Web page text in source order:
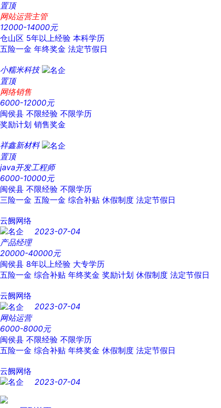
置顶
网站运营主管
12000-14000元
仓山区 5年以上经验 本科学历
五险一金 年终奖金 法定节假日
小糯米科技
置顶
网络销售
6000-12000元
闽侯县 不限经验 不限学历
奖励计划 销售奖金
祥鑫新材料
置顶
java开发工程师
6000-10000元
闽侯县 不限经验 不限学历
三险一金 五险一金 综合补贴 休假制度 法定节假日
云阙网络
2023-07-04
产品经理
20000-40000元
闽侯县 8年以上经验 大专学历
五险一金 综合补贴 年终奖金 奖励计划 休假制度 法定节假日
云阙网络
2023-07-04
网站运营
6000-8000元
闽侯县 不限经验 不限学历
五险一金 综合补贴 年终奖金 休假制度 法定节假日
云阙网络
2023-07-04